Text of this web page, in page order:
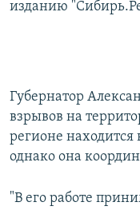
изданию
Губернатор
взрывов на
регионе находится
однако она
"В его работе